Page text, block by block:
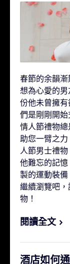
春節的余韻
想為心愛的
份他未曾擁
們是剛剛開
情人節禮物
助您一臂之
人節男士禮
他難忘的記
製的運動裝備
繼續瀏覽吧
物！
閱讀全文
酒店如何